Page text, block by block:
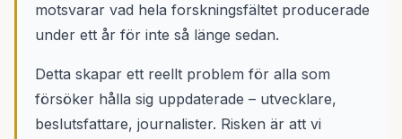
motsvarar vad hela forskningsfältet producerade
under ett år för inte så länge sedan.
Detta skapar ett reellt problem för alla som
försöker hålla sig uppdaterade – utvecklare,
beslutsfattare, journalister. Risken är att vi